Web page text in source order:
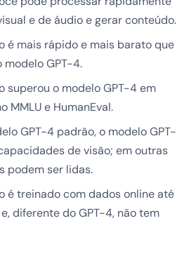
e de áudio e gerar conteúdo.
é mais rápido e mais barato que
modelo GPT-4.
superou o modelo GPT-4 em
MMLU e HumanEval.
GPT-4 padrão, o modelo GPT-
de visão; em outras
podem ser lidas.
é treinado com dados online até
diferente do GPT-4, não tem